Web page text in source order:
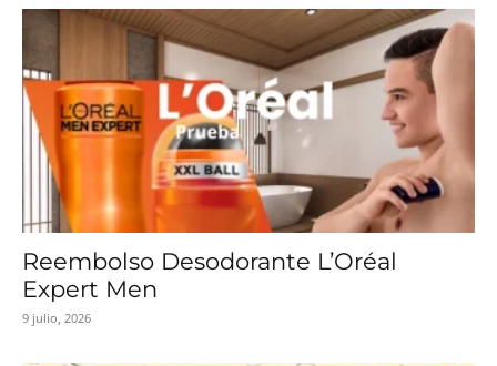
Reembolso Desodorante L’Oréal
Expert Men
9 julio, 2026